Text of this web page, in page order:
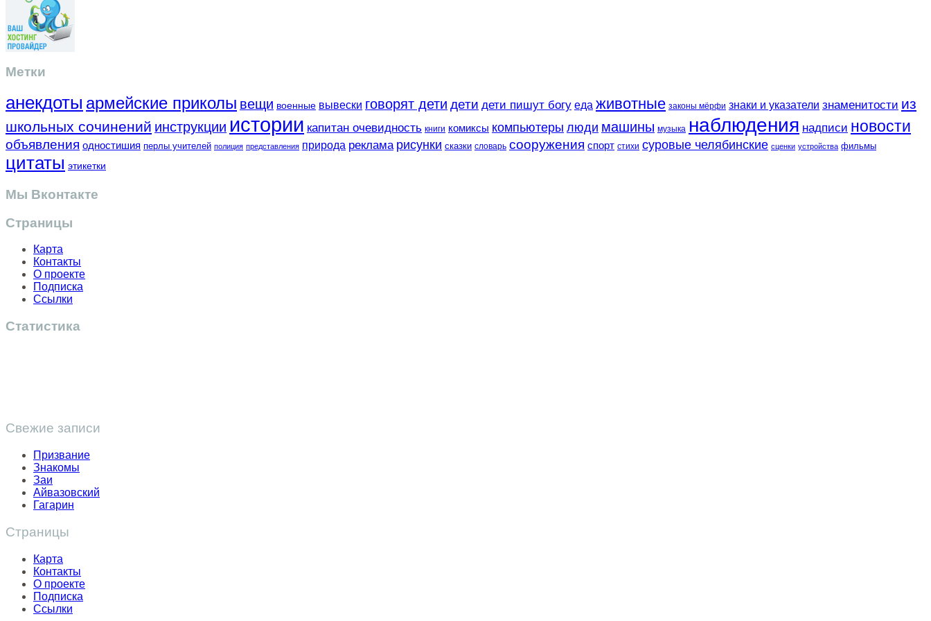
Метки
анекдоты армейские приколы вещи военные вывески говорят дети дети дети пишут богу еда животные законы мёрфи знаки и указатели знаменитости из
школьных сочинений инструкции истории капитан очевидность книги комиксы компьютеры люди машины музыка наблюдения надписи новости
объявления одностишия перлы учителей полиция представления природа реклама рисунки сказки словарь сооружения спорт стихи суровые челябинские сценки устройства фильмы
цитаты этикетки
Мы Вконтакте
Страницы
Карта
Контакты
О проекте
Подписка
Ссылки
Статистика
Свежие записи
Призвание
Знакомы
Заи
Айвазовский
Гагарин
Страницы
Карта
Контакты
О проекте
Подписка
Ссылки